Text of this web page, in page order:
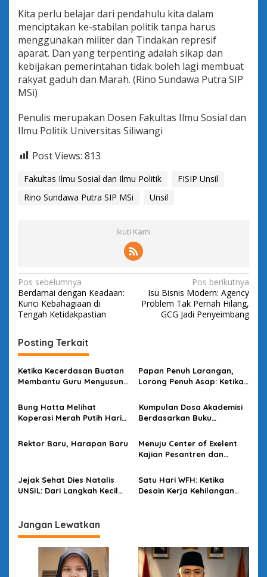
Kita perlu belajar dari pendahulu kita dalam
menciptakan ke-stabilan politik tanpa harus
menggunakan militer dan Tindakan represif
aparat. Dan yang terpenting adalah sikap dan
kebijakan pemerintahan tidak boleh lagi membuat
rakyat gaduh dan Marah. (Rino Sundawa Putra SIP
MSi)
Penulis merupakan Dosen Fakultas Ilmu Sosial dan
Ilmu Politik Universitas Siliwangi
Post Views: 813
Fakultas Ilmu Sosial dan Ilmu Politik
FISIP Unsil
Rino Sundawa Putra SIP MSi
Unsil
Ikuti Kami
N
a
v
i
g
a
s
i
p
s
Pos sebelumnya
Berdamai dengan Keadaan:
Kunci Kebahagiaan di
Tengah Ketidakpastian
Pos berikutnya
Isu Bisnis Modern: Agency
Problem Tak Pernah Hilang,
GCG Jadi Penyeimbang
Posting Terkait
Ketika Kecerdasan Buatan
Membantu Guru Menyusun
Papan Penuh Larangan,
Lorong Penuh Asap: Ketika
Kuasanya
Bung Hatta Melihat
Koperasi Merah Putih Hari
Kumpulan Dosa Akademisi
Berdasarkan Buku
Rektor Baru, Harapan Baru
Menuju Center of Exelent
Kajian Pesantren dan
Jejak Sehat Dies Natalis
UNSIL: Dari Langkah Kecil
Satu Hari WFH: Ketika
Desain Kerja Kehilangan
Jangan Lewatkan